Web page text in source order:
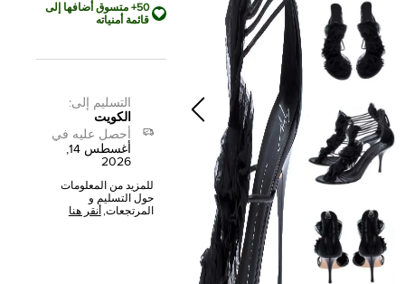
50+ متسوق أضافها إلى
قائمة أمنياته
التسليم إلى:
الكويت
أحصل عليه في
أغسطس 14,
2026
للمزيد من المعلومات
حول التسليم و
المرتجعات, أنقر هنا